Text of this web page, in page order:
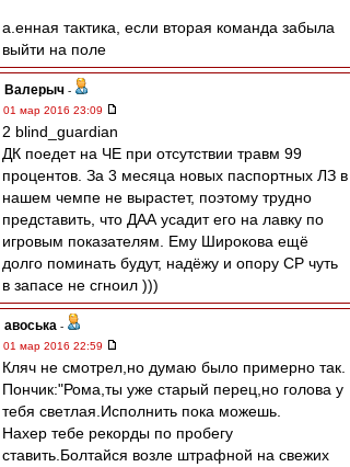
а.енная тактика, если вторая команда забыла
выйти на поле
Валерыч -
01 мар 2016 23:09
2 blind_guardian
ДК поедет на ЧЕ при отсутствии травм 99
процентов. За 3 месяца новых паспортных ЛЗ в
нашем чемпе не вырастет, поэтому трудно
представить, что ДАА усадит его на лавку по
игровым показателям. Ему Широкова ещё
долго поминать будут, надёжу и опору СР чуть
в запасе не сгноил )))
авоська -
01 мар 2016 22:59
Кляч не смотрел,но думаю было примерно так.
Пончик:"Рома,ты уже старый перец,но голова у
тебя светлая.Исполнить пока можешь.
Нахер тебе рекорды по пробегу
ставить.Болтайся возле штрафной на свежих